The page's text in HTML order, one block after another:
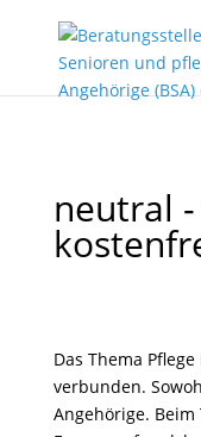
neutral
Das Thema
verbunden.
Angehörige.